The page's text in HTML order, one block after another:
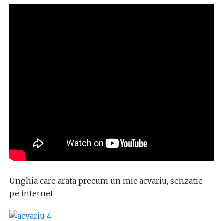
Unghia care arata precum un mic acvariu, senzatie
pe internet